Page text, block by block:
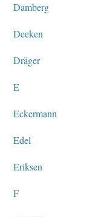
Damberg
Deeken
Dräger
E
Eckermann
Edel
Eriksen
F